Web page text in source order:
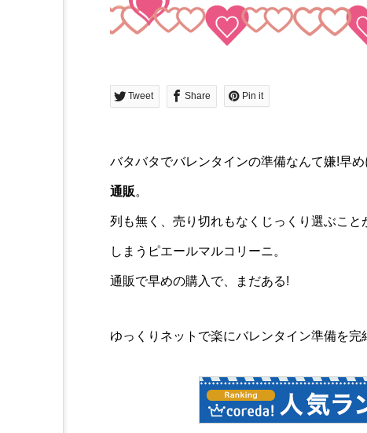
Tweet Share Pin it
バタバタでバレンタインの準備なんて嫌!早
通販。
列も無く、売り切れもなくじっくり選ぶこと
しまうピエールマルコリーニ。
通販で早めの購入で、まだある!
ゆっくりネットで楽にバレンタイン準備を完